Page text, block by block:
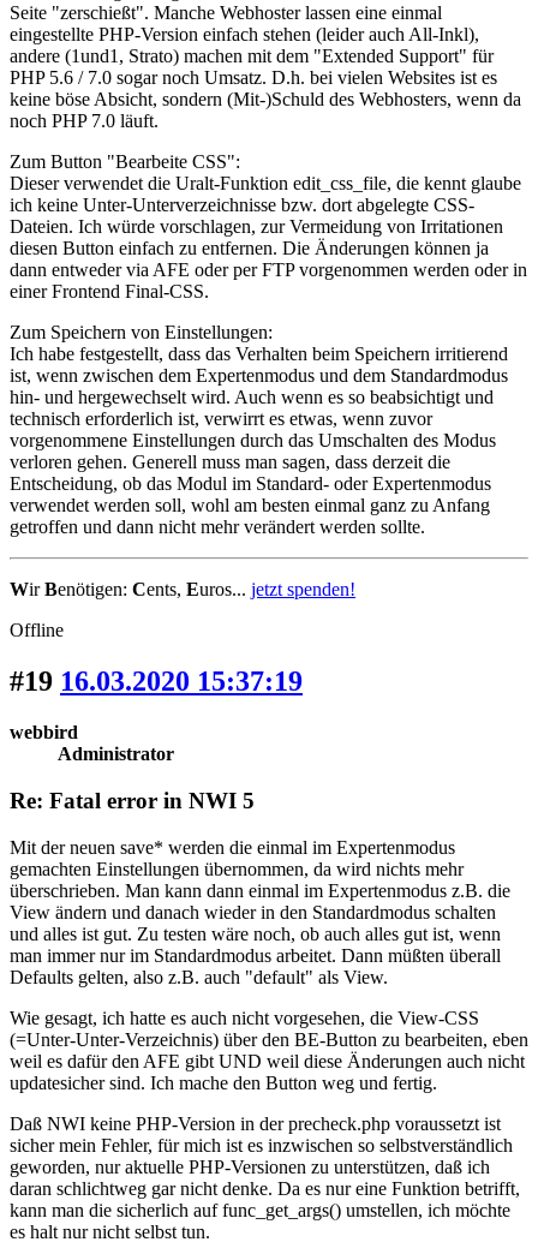
Seite "zerschießt". Manche Webhoster lassen eine einmal
eingestellte PHP-Version einfach stehen (leider auch All-Inkl),
andere (1und1, Strato) machen mit dem "Extended Support" für
PHP 5.6 / 7.0 sogar noch Umsatz. D.h. bei vielen Websites ist es
keine böse Absicht, sondern (Mit-)Schuld des Webhosters, wenn da
noch PHP 7.0 läuft.
Zum Button "Bearbeite CSS":
Dieser verwendet die Uralt-Funktion edit_css_file, die kennt glaube
ich keine Unter-Unterverzeichnisse bzw. dort abgelegte CSS-
Dateien. Ich würde vorschlagen, zur Vermeidung von Irritationen
diesen Button einfach zu entfernen. Die Änderungen können ja
dann entweder via AFE oder per FTP vorgenommen werden oder in
einer Frontend Final-CSS.
Zum Speichern von Einstellungen:
Ich habe festgestellt, dass das Verhalten beim Speichern irritierend
ist, wenn zwischen dem Expertenmodus und dem Standardmodus
hin- und hergewechselt wird. Auch wenn es so beabsichtigt und
technisch erforderlich ist, verwirrt es etwas, wenn zuvor
vorgenommene Einstellungen durch das Umschalten des Modus
verloren gehen. Generell muss man sagen, dass derzeit die
Entscheidung, ob das Modul im Standard- oder Expertenmodus
verwendet werden soll, wohl am besten einmal ganz zu Anfang
getroffen und dann nicht mehr verändert werden sollte.
WirBenötigen: Cents, Euros... jetzt spenden!
Offline
#19 16.03.2020 15:37:19
webbird
Administrator
Re: Fatal error in NWI 5
Mit der neuen save* werden die einmal im Expertenmodus
gemachten Einstellungen übernommen, da wird nichts mehr
überschrieben. Man kann dann einmal im Expertenmodus z.B. die
View ändern und danach wieder in den Standardmodus schalten
und alles ist gut. Zu testen wäre noch, ob auch alles gut ist, wenn
man immer nur im Standardmodus arbeitet. Dann müßten überall
Defaults gelten, also z.B. auch "default" als View.
Wie gesagt, ich hatte es auch nicht vorgesehen, die View-CSS
(=Unter-Unter-Verzeichnis) über den BE-Button zu bearbeiten, eben
weil es dafür den AFE gibt UND weil diese Änderungen auch nicht
updatesicher sind. Ich mache den Button weg und fertig.
Daß NWI keine PHP-Version in der precheck.php voraussetzt ist
sicher mein Fehler, für mich ist es inzwischen so selbstverständlich
geworden, nur aktuelle PHP-Versionen zu unterstützen, daß ich
daran schlichtweg gar nicht denke. Da es nur eine Funktion betrifft,
kann man die sicherlich auf func_get_args() umstellen, ich möchte
es halt nur nicht selbst tun.